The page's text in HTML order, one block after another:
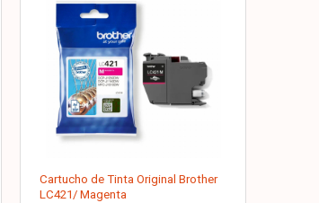
Cartucho de Tinta Original Brother
LC421/ Magenta